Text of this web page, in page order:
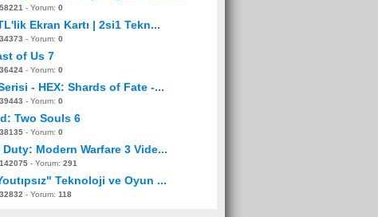
58221 - Yorum: 0
Ekran Kartı | 2si1 Tekn...
34373 - Yorum: 0
of Us 7
36424 - Yorum: 0
- HEX: Shards of Fate -...
39443 - Yorum: 0
Two Souls 6
38135 - Yorum: 0
Duty: Modern Warfare 3 Vide...
142075 - Yorum: 291
Teknoloji ve Oyun ...
32832 - Yorum: 118